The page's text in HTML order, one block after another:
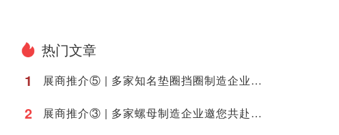
热门文章
1
展商推介⑤ | 多家知名垫圈挡圈制造企业入驻2023上海紧固件专业展
2 展商推介③ | 多家螺母制造企业邀您共赴2023六月上海紧固件专业展